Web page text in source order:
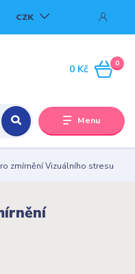
Menu
CZK
0
0 Kč
zmírnění Vizuálního stresu